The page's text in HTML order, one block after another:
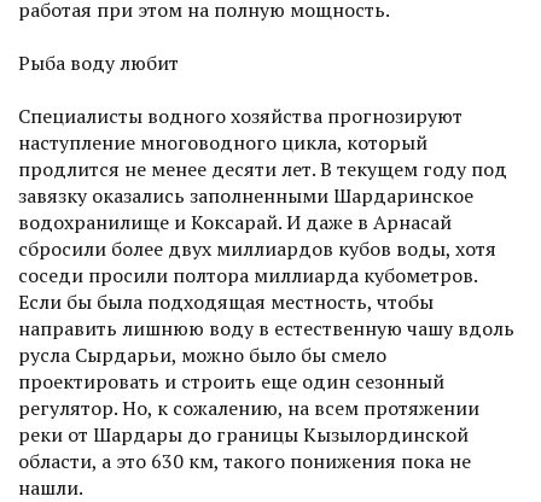
работая при этом на полную мощность.
Рыба воду любит
Специалисты водного хозяйства прогнозируют
наступление многоводного цикла, который
продлится не менее десяти лет. В текущем году под
завязку оказались заполненными Шардаринское
водохранилище и Коксарай. И даже в Арнасай
сбросили более двух миллиардов кубов воды, хотя
соседи просили полтора миллиарда кубометров.
Если бы была подходящая местность, чтобы
направить лишнюю воду в естественную чашу вдоль
русла Сырдарьи, можно было бы смело
проектировать и строить еще один сезонный
регулятор. Но, к сожалению, на всем протяжении
реки от Шардары до границы Кызылординской
облас­ти, а это 630 км, такого понижения пока не
нашли.